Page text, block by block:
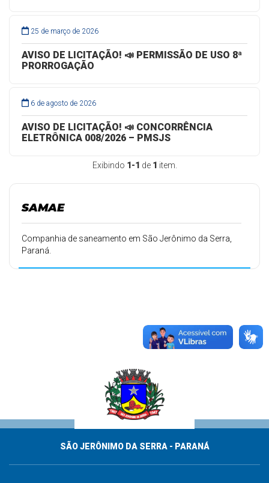
Exibindo 1-1 de 1 item.
SAMAE
Companhia de saneamento em São Jerônimo da Serra,
Paraná.
25 de março de 2026
AVISO DE LICITAÇÃO! 📣 PERMISSÃO DE USO 8ª
PRORROGAÇÃO
6 de agosto de 2026
AVISO DE LICITAÇÃO! 📣 CONCORRÊNCIA
ELETRÔNICA 008/2026 – PMSJS
SÃO JERÔNIMO DA SERRA - PARANÁ